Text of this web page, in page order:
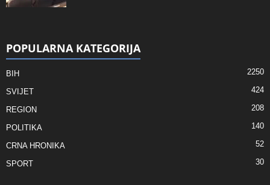
POPULARNA KATEGORIJA
BIH 2250
SVIJET 424
REGION 208
POLITIKA 140
CRNA HRONIKA 52
SPORT 30